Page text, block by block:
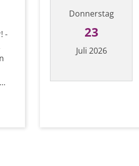
-
Donnerstag
23
Juli 2026